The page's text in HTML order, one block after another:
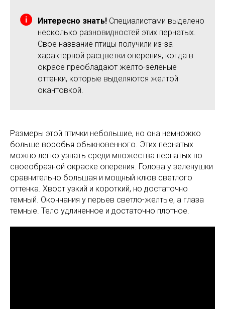
Интересно знать! Специалистами выделено
несколько разновидностей этих пернатых.
Свое название птицы получили из-за
характерной расцветки оперения, когда в
окрасе преобладают желто-зеленые
оттенки, которые выделяются желтой
окантовкой.
Размеры этой птички небольшие, но она немножко
больше воробья обыкновенного. Этих пернатых
можно легко узнать среди множества пернатых по
своеобразной окраске оперения. Голова у зеленушки
сравнительно большая и мощный клюв светлого
оттенка. Хвост узкий и короткий, но достаточно
темный. Окончания у перьев светло-желтые, а глаза
темные. Тело удлиненное и достаточно плотное.